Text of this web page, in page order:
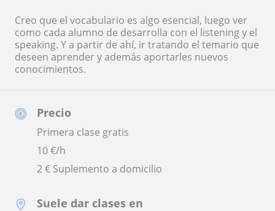
Precio
Primera clase gratis
10€/h
2 € Suplemento a domicilio
Suele dar clases en
Creo que el vocabulario es algo esencial, luego ver
como cada alumno de desarrolla con el listening y el
speaking. Y a partir de ahí, ir tratando el temario que
deseen aprender y además aportarles nuevos
conocimientos.